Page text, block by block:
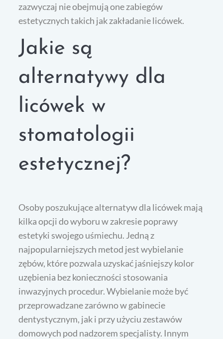
zazwyczaj nie obejmują one zabiegów
estetycznych takich jak zakładanie licówek.
Jakie są
alternatywy dla
licówek w
stomatologii
estetycznej?
Osoby poszukujące alternatyw dla licówek mają
kilka opcji do wyboru w zakresie poprawy
estetyki swojego uśmiechu. Jedną z
najpopularniejszych metod jest wybielanie
zębów, które pozwala uzyskać jaśniejszy kolor
uzębienia bez konieczności stosowania
inwazyjnych procedur. Wybielanie może być
przeprowadzane zarówno w gabinecie
dentystycznym, jak i przy użyciu zestawów
domowych pod nadzorem specjalisty. Innym